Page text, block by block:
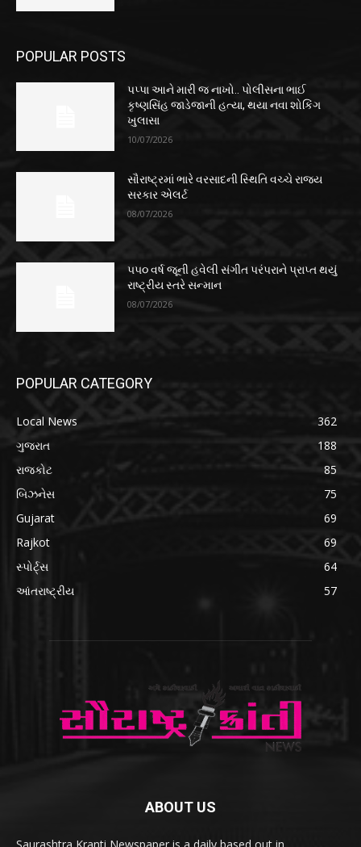
POPULAR POSTS
પપ્પા આને મારી જ નાખો.. પોલીસના ભાઈ
કૃષ્ણસિંહ જાડેજાની હત્યા, થયા નવા શોકિંગ
ખુલાસા
10/07/2026
સૌરાષ્ટ્રમાં ભારે વરસાદની સ્થિતિ વચ્ચે રાજ્ય
સરકાર એલર્ટ
08/07/2026
૫૫૦ વર્ષ જૂની હવેલી સંગીત પરંપરાને પ્રાપ્ત થયું
રાષ્ટ્રીય સ્તરે સન્માન
08/07/2026
POPULAR CATEGORY
Local News
362
ગુજરાત
188
રાજકોટ
85
બિઝનેસ
75
Gujarat
69
Rajkot
69
સ્પોર્ટ્સ
64
આંતરાષ્ટ્રીય
57
ABOUT US
Saurashtra Kranti Newspaper is a daily based out in